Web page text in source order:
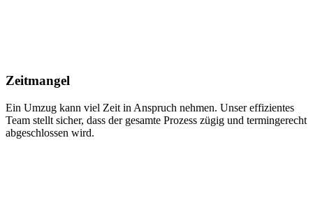
Zeitmangel
Ein Umzug kann viel Zeit in Anspruch nehmen. Unser effizientes
Team stellt sicher, dass der gesamte Prozess zügig und termingerecht
abgeschlossen wird.